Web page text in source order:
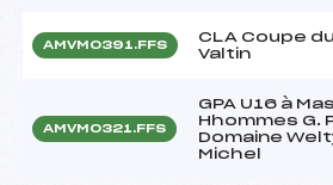
AMVM0391.FFS
CLA Coupe du
Valtin
AMVM0321.FFS
GPA U16 à
Hhommes G.
Domaine
Michel